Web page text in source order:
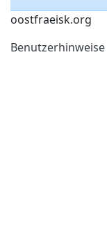
oostfraeisk.org
Benutzerhinweise